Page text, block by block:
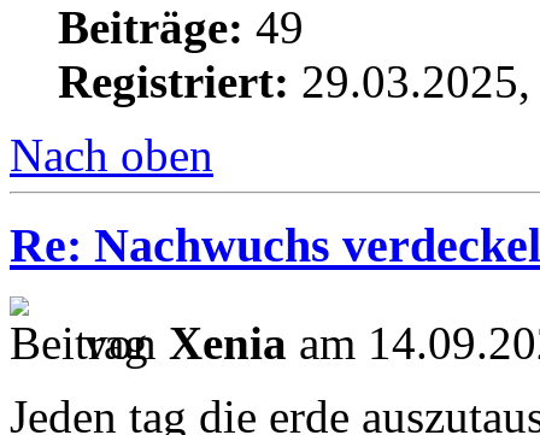
Beiträge: 49
Registriert:
Nach oben
Re: Nachwuchs
von Xenia am
Jeden tag die erde